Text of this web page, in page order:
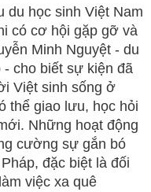
du học sinh Việt Nam
có cơ hội gặp gỡ và
Minh Nguyệt - du
- cho biết sự kiện đã
Việt sinh sống ở
thể giao lưu, học hỏi
Những hoạt động
cường sự gắn bó
đặc biệt là đối
việc xa quê